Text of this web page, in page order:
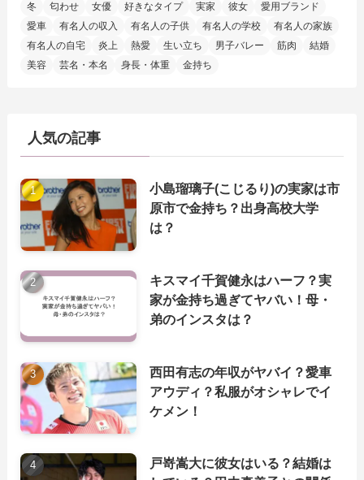
冬
匂わせ 女優 好きなタイプ 実家 彼女
愛用ブランド
愛車
有名人の収入 有名人の子供 有名人の学校
有名人の家族
有名人の自宅
炎上 熱愛 生い立ち 男子バレー 筋肉
結婚
美容
芸名・本名 身長・体重 金持ち
人気の記事
小島瑠璃子(こじるり)の実家は市
原市で金持ち？出身高校大学
は？
キスマイ千賀健永はハーフ？実
家が金持ち過ぎてヤバい！母・
弟のインスタは？
西田有志の年収がヤバイ？愛車
アウディ？私服がオシャレでイ
ケメン！
戸嵜嵩大に彼女はいる？結婚は